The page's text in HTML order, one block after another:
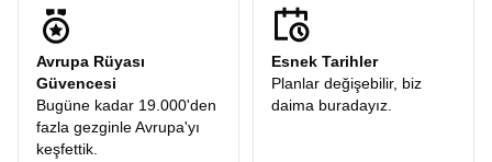
prestijli firmaların tarifeli seferleriyle gerçekleşir. İstanbul
Havalimanı’nda buluştuğumuz andan itibaren, profesyonel
ekibimizin güvencesi altındasınızdır. Uçak saatleri, transferler ve
şehirlerarası geçişler, yorgunluğu minimize edecek şekilde
ayarlanır. Kahire’ye inip o büyüleyici atmosferi soluduğunuzda,
arkanızda İstanbul’un griliğini bırakmış, önünüzde güneşin
ülkesinin altın sarısı vadilerini bulmuş olursunuz.
Avrupa Rüyası
Güvencesi
Bugüne kadar 19.000'den
fazla gezginle Avrupa'yı
keşfettik.
Esnek Tarihler
Planlar değişebilir, biz
daima buradayız.